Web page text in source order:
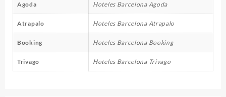
Agoda Hoteles Barcelona Agoda
Atrapalo Hoteles Barcelona Atrapalo
Booking Hoteles Barcelona Booking
Trivago Hoteles Barcelona Trivago